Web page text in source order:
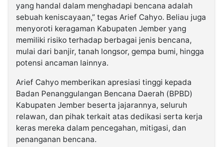
yang handal dalam menghadapi bencana adalah
sebuah keniscayaan,” tegas Arief Cahyo. Beliau juga
menyoroti keragaman Kabupaten Jember yang
memiliki risiko terhadap berbagai jenis bencana,
mulai dari banjir, tanah longsor, gempa bumi, hingga
potensi ancaman lainnya.
Arief Cahyo memberikan apresiasi tinggi kepada
Badan Penanggulangan Bencana Daerah (BPBD)
Kabupaten Jember beserta jajarannya, seluruh
relawan, dan pihak terkait atas dedikasi serta kerja
keras mereka dalam pencegahan, mitigasi, dan
penanganan bencana.